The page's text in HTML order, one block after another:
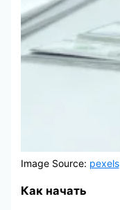
Image Source: pexels
Как начать